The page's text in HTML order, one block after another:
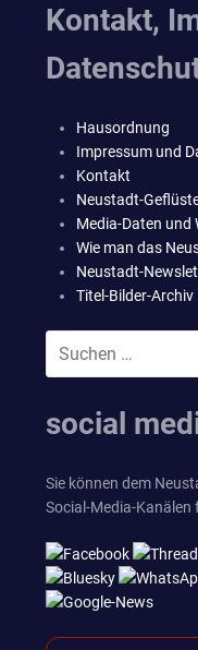
Kontakt,
Hausordnung
Impressum und
Kontakt
Neustadt-
Media-Daten und
Wie man das
Neustadt-
Titel-Bilder-Archiv
social
Sie können dem
Social-Media-Kanälen